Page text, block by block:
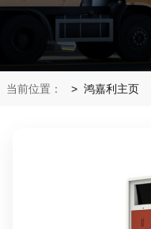
当前位置： 鸿嘉利主页